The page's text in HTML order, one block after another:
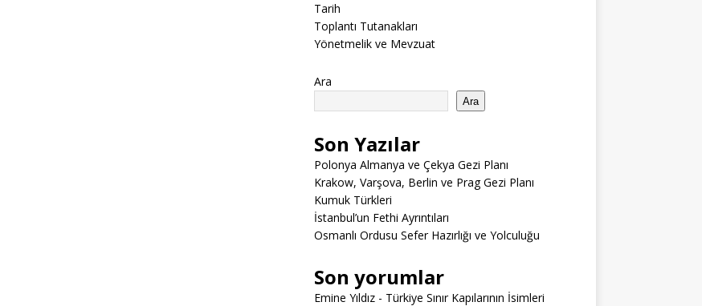
Tarih
Toplantı Tutanakları
Yönetmelik ve Mevzuat
Ara
Ara
Son Yazılar
Polonya Almanya ve Çekya Gezi Planı
Krakow, Varşova, Berlin ve Prag Gezi Planı
Kumuk Türkleri
İstanbul’un Fethi Ayrıntıları
Osmanlı Ordusu Sefer Hazırlığı ve Yolculuğu
Son yorumlar
Emine Yıldız- Türkiye Sınır Kapılarının İsimleri